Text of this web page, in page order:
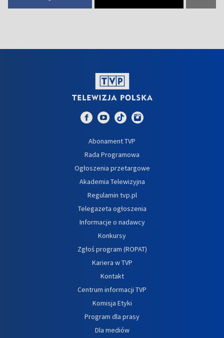
Abonament TVP
Rada Programowa
Ogłoszenia przetargowe
Akademia Telewizyjna
Regulamin tvp.pl
Telegazeta ogłoszenia
Informacje o nadawcy
Konkursy
Zgłoś program (ROPAT)
Kariera w TVP
Kontakt
Centrum informacji TVP
Komisja Etyki
Program dla prasy
Dla mediów